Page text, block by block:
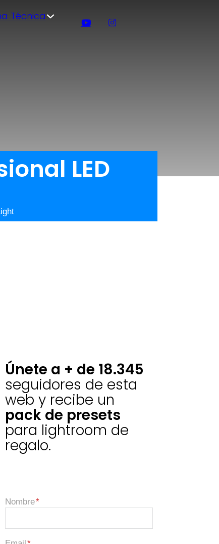
Técnica
LED
Únete a + de 18.345
seguidores de esta
web y recibe un
pack de presets
para lightroom de
regalo.
Nombre